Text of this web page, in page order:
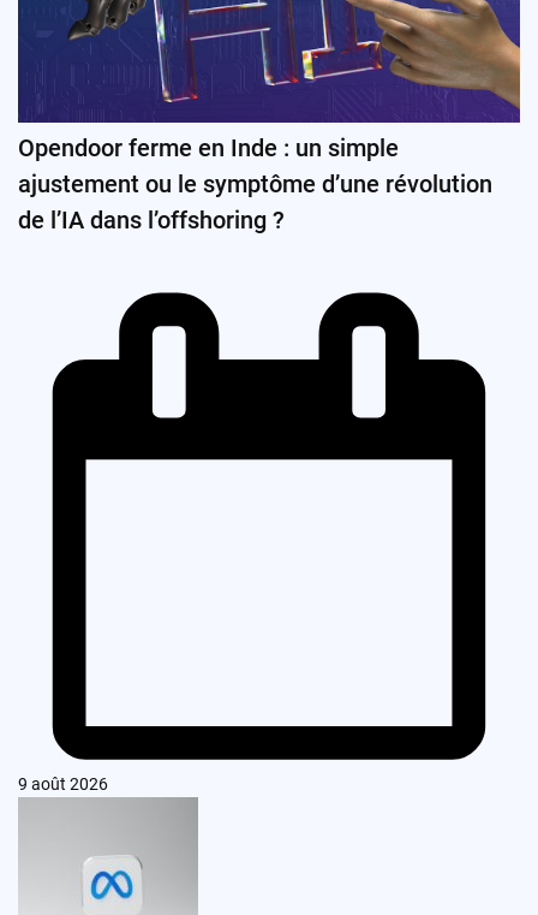
Opendoor ferme en Inde : un simple
ajustement ou le symptôme d’une révolution
de l’IA dans l’offshoring ?
9 août 2026